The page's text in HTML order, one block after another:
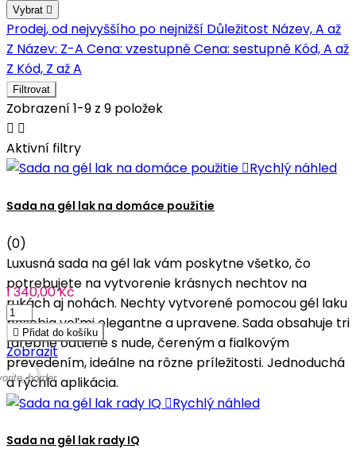
Vybrat 
Prodej, od nejvyššího po nejnižší Důležitost Název, A až
Z Název: Z-A Cena: vzestupněCena: sestupně Kód, A až
Z Kód, Z až A
Filtrovat
Zobrazení 1-9 z 9 položek
 
Aktivní filtry
Rychlý náhled
Sada na gél lak na domáce použitie
(0)
Luxusná sada na gél lak vám poskytne všetko, čo
potrebujete na vytvorenie krásnych nechtov na
rukách aj nohách. Nechty vytvorené pomocou gél laku
pôsobia veľmi elegantne a upravene. Sada obsahuje tri
farebné odtiene s nude, čereným a fialkovým
prevedením, ideálne na rôzne príležitosti. Jednoduchá
a rýchla aplikácia.
1 340,00 Kč
 Přidat do košíku
Zobrazit
Rychlý náhled
Sada na gél lak rady IQ